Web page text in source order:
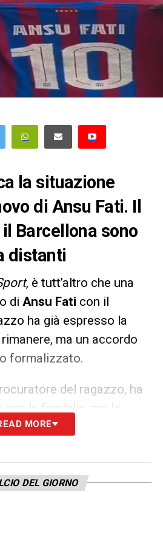
la situazione
di Ansu Fati. Il
Barcellona sono
distanti
, è tutt’altro che una
di Ansu Fati con il
ha già espresso la
ma un accordo
formalizzato.
del ragazzo, ha
con la famiglia, ma le
sarebbero ancora grandi.
NOSTRE TOP NEWS
MORE
DEL GIORNO